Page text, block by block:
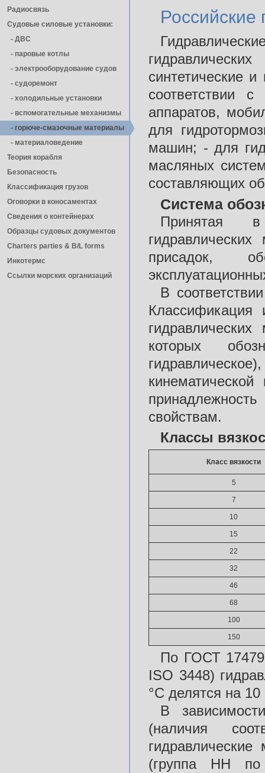
Радиосвязь
Судовые силовые установки:
- ДВС
- паровые котлы
- электрооборудование судов
- cудоремонт
- холодильные установки
- вспомогательные механизмы
- горюче-смазочные материалы
- материаловедение
Теория корабля
Безопасность
Классификация грузов
Оговорки в коносаментах
Сведения о контейнерах
Образцы судовых документов
Charters parties & B/L forms
Инкотермс
Ссылки морских организаций
Российские
синтетические
соответствии
аппаратов,
для
машин; - для
масляных
составляющих
Система
Принятая
присадок,
В
Классификация
которых
свойствам.
Классы
Класс вязкости
5
7
10
15
22
32
46
68
100
150
По ГОСТ
ISO 3448)
°С делятся на
В
(наличия
(группа НН